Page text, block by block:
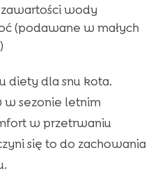
wody
(podawane w małych
diety dla snu kota.
w sezonie letnim
w przetrwaniu
się to do zachowania